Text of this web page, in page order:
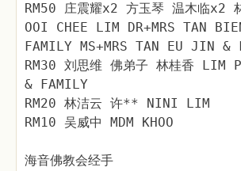
RM50 庄震耀x2 方玉琴 温木临x2
OOI CHEE LIM DR+MRS TAN
FAMILY MS+MRS TAN EU JIN &
RM30 刘思维 佛弟子 林桂香 LIM
& FAMILY
RM20 林洁云 许** NINI LIM
RM10 吴威中 MDM KHOO
海音佛教会经手